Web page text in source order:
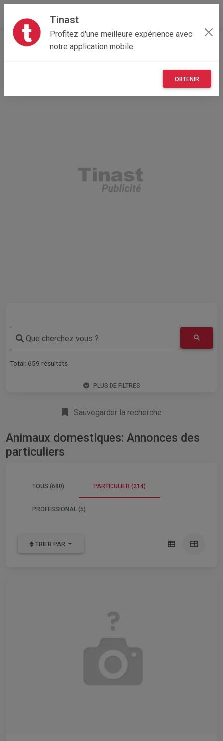
Tinast
Profitez d'une meilleure expérience avec
notre application mobile.
OBTENIR
Accueil Recherche Particulier
Que cherchez vous ?
Total: 659 résultats
PLUS DE FILTRES
Sauvegarder la recherche
Animaux domestiques: Annonces des
particuliers
TOUS (680) PARTICULIER (214)
PROFESSIONAL (5)
TRIER PAR